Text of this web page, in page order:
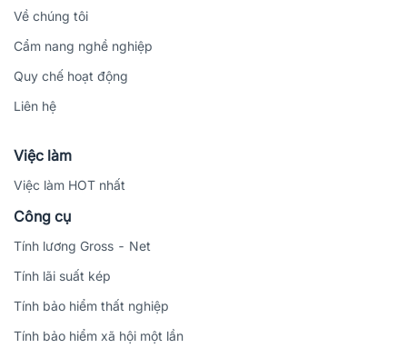
Về chúng tôi
Cẩm nang nghề nghiệp
Quy chế hoạt động
Liên hệ
Việc làm
Việc làm HOT nhất
Công cụ
Tính lương Gross - Net
Tính lãi suất kép
Tính bảo hiểm thất nghiệp
Tính bảo hiểm xã hội một lần